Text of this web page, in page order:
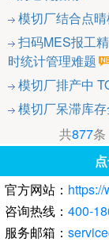
模切厂结合点
扫码MES报工
时统计管理难题
模切厂排产中
模切厂呆滞库
共877条
官方网站：
咨询热线： 400-
服务邮箱：